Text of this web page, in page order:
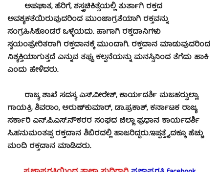
ಅಪಘಾತ, ಹೆರಿಗೆ, ಶಸ್ತ್ರಚಿಕಿತ್ಸೆಯಲ್ಲಿ ತುರ್ತಾಗಿ ರಕ್ತದ
ಅವಶ್ಯಕತೆಯಿರುವುದರಿಂದ ಮುಂಜಾಗ್ರತೆಯಾಗಿ ರಕ್ತವನ್ನು
ಸಂಗ್ರಹಿಸಿಕೊಂಡರೆ ಒಳ್ಳೆಯದು. ಹಾಗಾಗಿ ರಕ್ತದಾನಿಗಳು
ಸ್ವಯಂಪ್ರೇರಿತರಾಗಿ ರಕ್ತದಾನಕ್ಕೆ ಮುಂದಾಗಿ. ರಕ್ತದಾನ ಮಾಡುವುದರಿಂದ
ನಿಶ್ಯಕ್ತಿಯಾಗುತ್ತದೆ ಎನ್ನುವ ತಪ್ಪು ಕಲ್ಪನೆಯನ್ನು ಮನಸ್ಸಿನಿಂದ ತೆಗೆದು ಹಾಕಿ
ಎಂದು ಹೇಳಿದರು.
ರಾಜ್ಯ ಶಾಖೆ ಸದಸ್ಯ ಎಸ್.ವೀರೇಶ್, ಕಾರ್ಯದರ್ಶಿ ಮಜಹರ್‍ವುಲ್ಲಾ,
ಗಾಯತ್ರಿ ಶಿವರಾಂ, ಅರುಣ್‍ಕುಮಾರ್, ಡಾ.ಪ್ರಕಾಶ್, ಕರ್ನಾಟಕ ರಾಜ್ಯ
ಸರ್ಕಾರಿ ಎನ್.ಪಿ.ಎಸ್.ನೌಕರರ ಸಂಘದ ಜಿಲ್ಲಾ ಪ್ರಧಾನ ಕಾರ್ಯದರ್ಶಿ
ಸಿ.ಹನುಮಂತಪ್ಪ ರಕ್ತದಾನ ಶಿಬಿರದಲ್ಲಿ ಹಾಜರಿದ್ದರು.ಇಪ್ಪತ್ತೈದಕ್ಕೂ ಹೆಚ್ಚು
ಮಂದಿ ರಕ್ತದಾನ ಮಾಡಿದರು.